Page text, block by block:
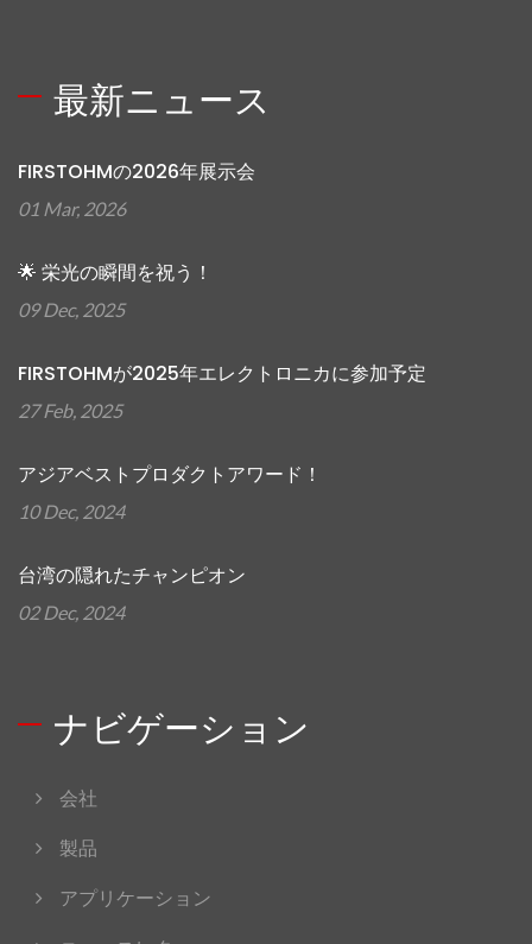
最新ニュース
FIRSTOHMの2026年展示会
01 Mar, 2026
🌟 栄光の瞬間を祝う！
09 Dec, 2025
FIRSTOHMが2025年エレクトロニカに参加予定
27 Feb, 2025
アジアベストプロダクトアワード！
10 Dec, 2024
台湾の隠れたチャンピオン
02 Dec, 2024
ナビゲーション
会社
製品
アプリケーション